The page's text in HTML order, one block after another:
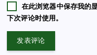
在此浏览器中保存我的
下次评论时使用。